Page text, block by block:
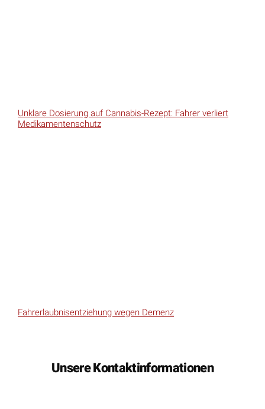
Unklare Dosierung auf Cannabis-Rezept: Fahrer verliert
Medikamentenschutz
Fahrerlaubnisentziehung wegen Demenz
Unsere Kontaktinformationen